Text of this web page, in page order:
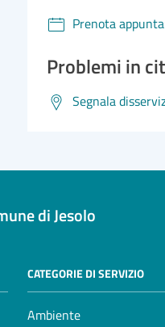
Prenota
Problemi in
Segnala
di Jesolo
CATEGORIE DI SERVIZIO
Ambiente